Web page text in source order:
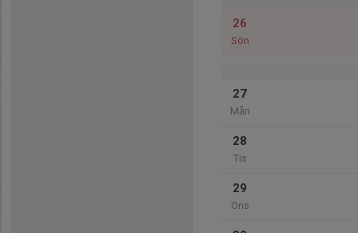
26
Sön
27
Mån
28
Tis
29
Ons